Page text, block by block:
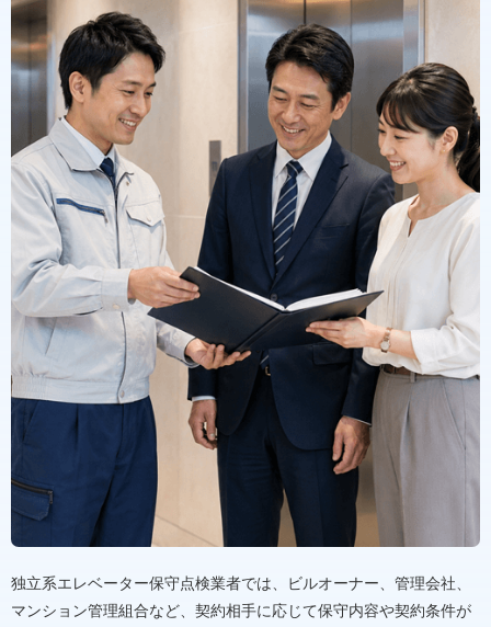
独立系エレベーター保守点検業者では、ビルオーナー、管理会社、
マンション管理組合など、契約相手に応じて保守内容や契約条件が